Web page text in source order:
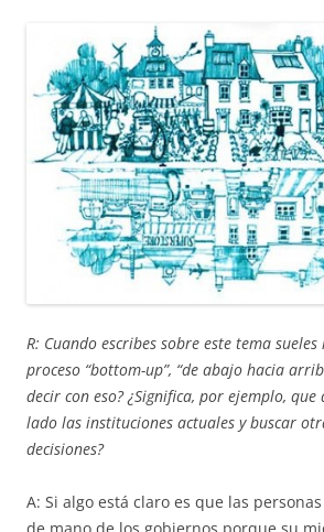
R: Cuando escribes sobre este tema
proceso “bottom-up”, “de abajo hacia
decir con eso? ¿Significa, por ejemplo,
lado las instituciones actuales y buscar
decisiones?
A: Si algo está claro es que las